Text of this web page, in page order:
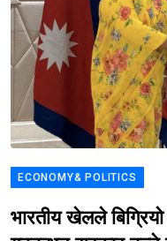
ECONOMY& POLITICS
भारतीय खेलले